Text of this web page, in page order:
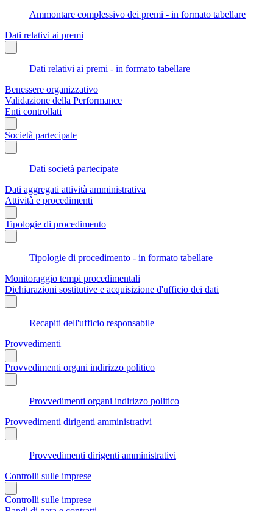
Ammontare complessivo dei premi - in formato tabellare
Dati relativi ai premi
Dati relativi ai premi - in formato tabellare
Benessere organizzativo
Validazione della Performance
Enti controllati
Società partecipate
Dati società partecipate
Dati aggregati attività amministrativa
Attività e procedimenti
Tipologie di procedimento
Tipologie di procedimento - in formato tabellare
Monitoraggio tempi procedimentali
Dichiarazioni sostitutive e acquisizione d'ufficio dei dati
Recapiti dell'ufficio responsabile
Provvedimenti
Provvedimenti organi indirizzo politico
Provvedimenti organi indirizzo politico
Provvedimenti dirigenti amministrativi
Provvedimenti dirigenti amministrativi
Controlli sulle imprese
Controlli sulle imprese